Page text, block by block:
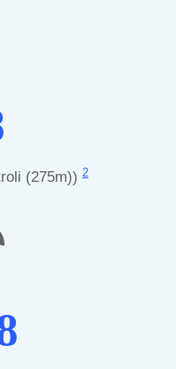
(275m)) 2